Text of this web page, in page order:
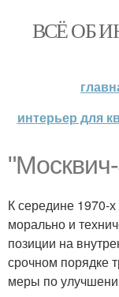
ВСЁ ОБ
интерьер для
К середине 1970-
морально и
позиции на
срочном порядке
меры по